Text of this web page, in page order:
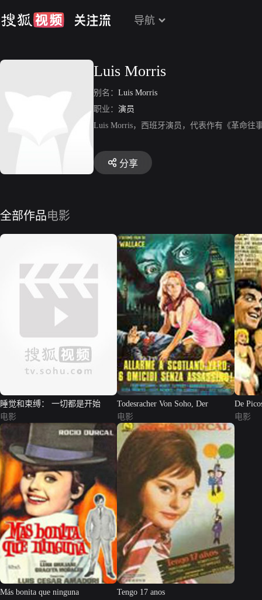
导航
Luis Morris
别名： Luis Morris
职业： 演员
Luis Morris，西班牙演员，代表作有《革命往
分享
全部作品电影
睡觉和束缚： 一切都是开始
电影
Todesracher Von Soho, Der
电影
De
电影
Más bonita que ninguna
Tengo 17 anos